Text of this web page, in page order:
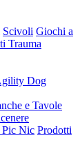
Scivoli Giochi a
Trauma
Dog
e Tavole
Nic Prodotti